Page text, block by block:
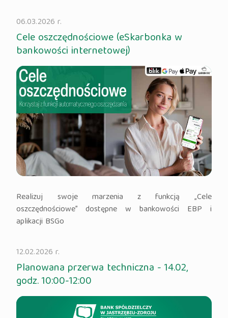
06.03.2026 r.
Cele oszczędnościowe (eSkarbonka w
bankowości internetowej)
Realizuj swoje marzenia z funkcją „Cele
oszczędnościowe” dostępne w bankowości EBP i
aplikacji BSGo
12.02.2026 r.
Planowana przerwa techniczna - 14.02,
godz. 10:00-12:00